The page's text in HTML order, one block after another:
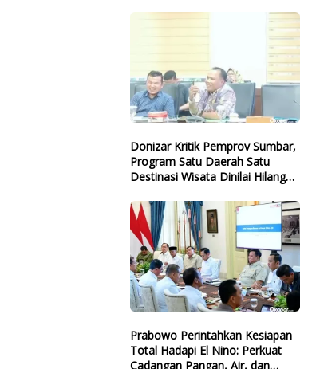
Donizar Kritik Pemprov Sumbar,
Program Satu Daerah Satu
Destinasi Wisata Dinilai Hilang
Prabowo Perintahkan Kesiapan
Total Hadapi El Nino: Perkuat
Cadangan Pangan, Air, dan